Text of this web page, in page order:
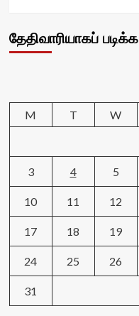
தேதிவாரியாகப் படிக்க
M
T W
3 4 5
10 11 12
17 18 19
24 25 26
31